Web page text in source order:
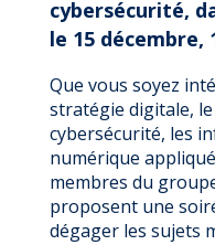
cybersécurité,
le 15 décembre,
Que vous soyez
stratégie digitale,
cybersécurité, les
numérique
membres du
proposent une
dégager les sujets